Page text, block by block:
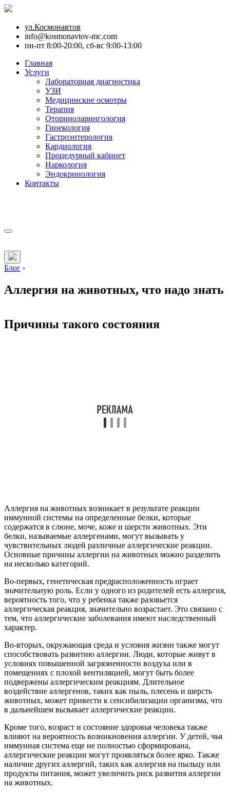
ул.Космонавтов
info@kosmonavtov-mc.com
пн-пт 8:00-20:00, сб-вс 9:00-13:00
Главная
Услуги
Лабораторная диагностика
УЗИ
Медицинские осмотры
Терапия
Оториноларингология
Гинекология
Гастроэнтерология
Кардиология
Процедурный кабинет
Наркология
Эндокринология
Контакты
Блог ›
Аллергия на животных, что надо знать
Причины такого состояния
Аллергия на животных возникает в результате реакции
иммунной системы на определенные белки, которые
содержатся в слюне, моче, коже и шерсти животных. Эти
белки, называемые аллергенами, могут вызывать у
чувствительных людей различные аллергические реакции.
Основные причины аллергии на животных можно разделить
на несколько категорий.
Во-первых, генетическая предрасположенность играет
значительную роль. Если у одного из родителей есть аллергия,
вероятность того, что у ребенка также разовьется
аллергическая реакция, значительно возрастает. Это связано с
тем, что аллергические заболевания имеют наследственный
характер.
Во-вторых, окружающая среда и условия жизни также могут
способствовать развитию аллергии. Люди, которые живут в
условиях повышенной загрязненности воздуха или в
помещениях с плохой вентиляцией, могут быть более
подвержены аллергическим реакциям. Длительное
воздействие аллергенов, таких как пыль, плесень и шерсть
животных, может привести к сенсибилизации организма, что
в дальнейшем вызывает аллергические реакции.
Кроме того, возраст и состояние здоровья человека также
влияют на вероятность возникновения аллергии. У детей, чья
иммунная система еще не полностью сформирована,
аллергические реакции могут проявляться более ярко. Также
наличие других аллергий, таких как аллергия на пыльцу или
продукты питания, может увеличить риск развития аллергии
на животных.